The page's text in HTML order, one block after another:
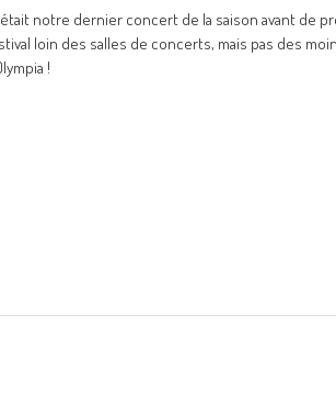
notre dernier concert de la saison avant de
loin des salles de concerts, mais pas des
!